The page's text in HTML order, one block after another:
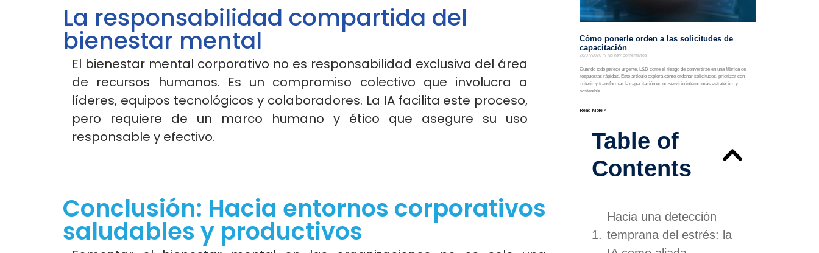
La responsabilidad compartida del
bienestar mental
El bienestar mental corporativo no es responsabilidad exclusiva del área
de recursos humanos. Es un compromiso colectivo que involucra a
líderes, equipos tecnológicos y colaboradores. La IA facilita este proceso,
pero requiere de un marco humano y ético que asegure su uso
responsable y efectivo.
Conclusión: Hacia entornos corporativos
saludables y productivos
Cómo ponerle orden a las solicitudes de
capacitación
28/07/2026 No hay comentarios
Cuando todo parece urgente, L&D corre el riesgo de convertirse en una fábrica de
respuestas rápidas. Este artículo explora cómo ordenar solicitudes, priorizar con
criterio y transformar la capacitación en un servicio interno más estratégico y
sostenible.
Read More »
Table of
Contents
Hacia una detección
temprana del estrés: la